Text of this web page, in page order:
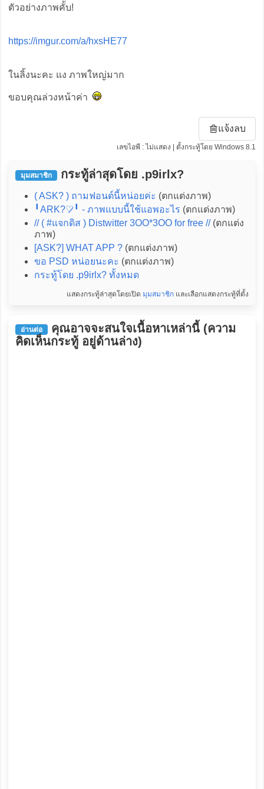
ตัวอย่างภาพคั้บ!
https://imgur.com/a/hxsHE77
ในลิ้งนะคะ แง ภาพใหญ่มาก
ขอบคุณล่วงหน้าค่า
แจ้งลบ
เลขไอพี : ไม่แสดง | ตั้งกระทู้โดย Windows 8.1
มุมสมาชิก กระทู้ล่าสุดโดย .p9irlx?
( ASK? ) ถามฟอนต์นี้หน่อยค่ะ (ตกแต่งภาพ)
╹ARK?♡̷╹ - ภาพแบบนี้ใช้แอพอะไร (ตกแต่งภาพ)
// ( #แจกดิส ) Distwitter 3OO*3OO for free //(ตกแต่ง
ภาพ)
[ASK?] WHAT APP ?(ตกแต่งภาพ)
ขอ PSD หน่อยนะคะ (ตกแต่งภาพ)
กระทู้โดย .p9irlx? ทั้งหมด
แสดงกระทู้ล่าสุดโดยเปิดมุมสมาชิก และเลือกแสดงกระทู้ที่ตั้ง
อ่านต่อ
คุณอาจจะสนใจเนื้อหาเหล่านี้ (ความ
คิดเห็นกระทู้ อยู่ด้านล่าง)